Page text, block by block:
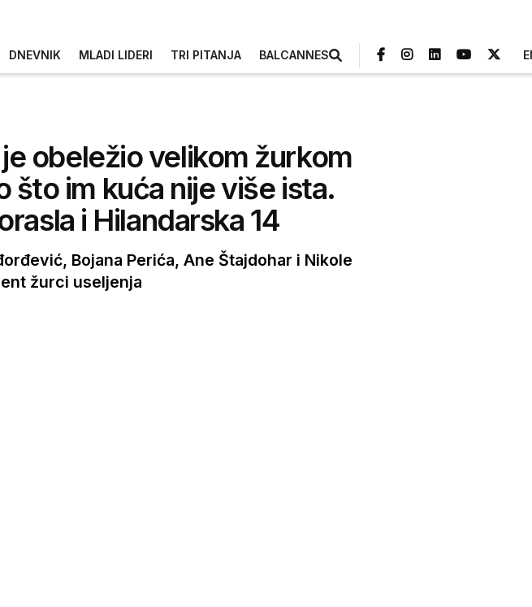
DNEVNIK MLADI LIDERI TRI PITANJA BALCANNES
obeležio velikom žurkom
što im kuća nije više ista.
i Hilandarska 14
Bojana Perića, Ane Štajdohar i Nikole
žurci useljenja